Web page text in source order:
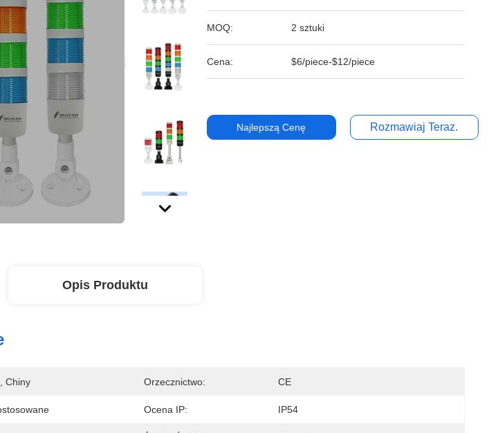
MOQ: 2 sztuki
Cena: $6/piece-$12/piece
Najlepszą Cenę Rozmawiaj Teraz.
Opis Produktu
Chiny Orzecznictwo: CE
Ocena IP: IP54